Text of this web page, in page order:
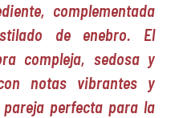
complementada
de enebro. El
compleja, sedosa y
notas vibrantes y
perfecta para la